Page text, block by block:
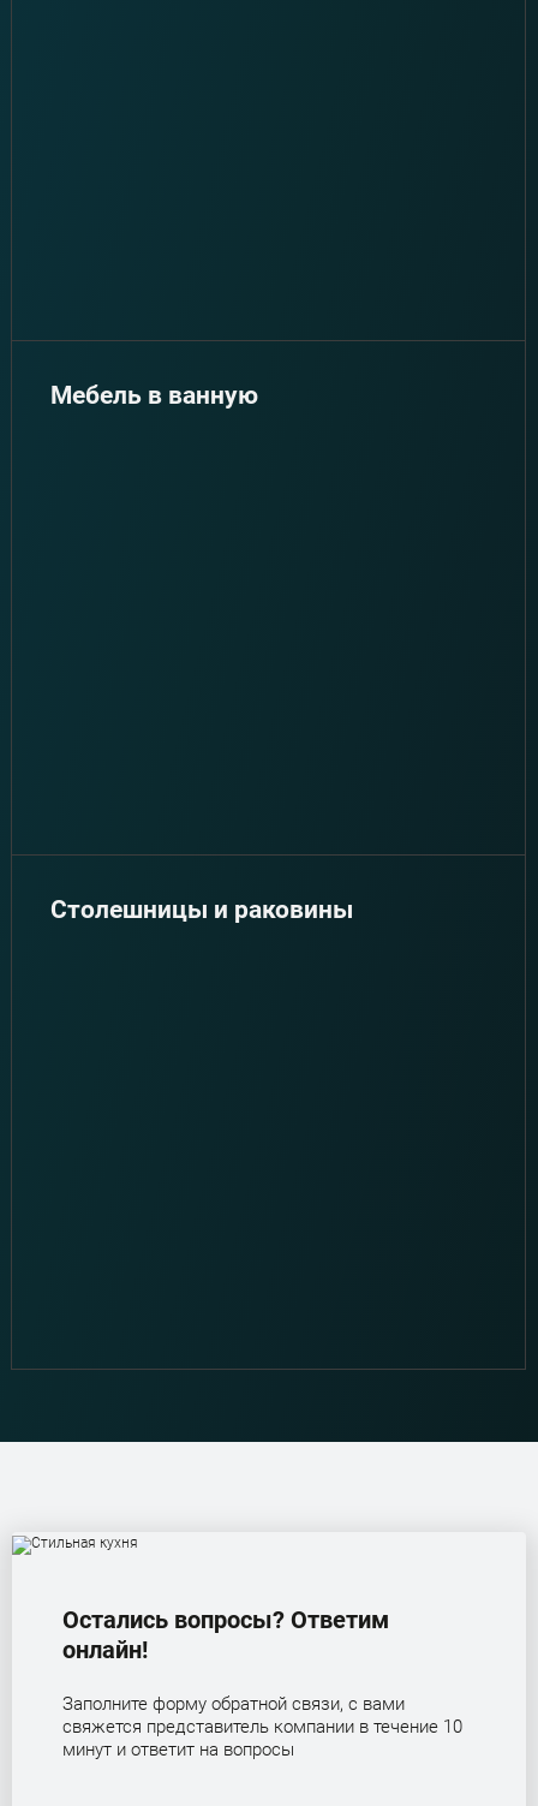
Мебель в ванную
Столешницы и раковины
Остались вопросы? Ответим
онлайн!
Заполните форму обратной связи, с вами
свяжется представитель компании в течение 10
минут и ответит на вопросы